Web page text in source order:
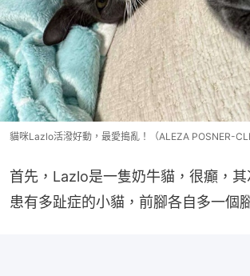
貓咪Lazlo活潑好動，最愛搗亂！（ALEZA POSNER-
首先，Lazlo是一隻奶牛貓，很癲，
患有多趾症的小貓，前腳各自多一個